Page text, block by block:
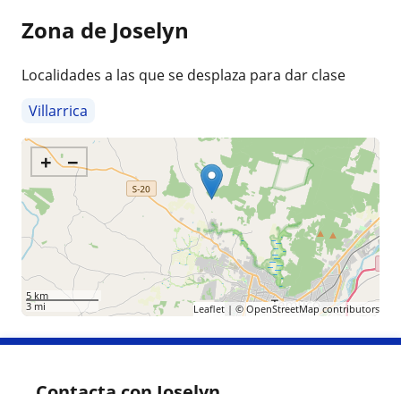
Zona de Joselyn
Localidades a las que se desplaza para dar clase
Villarrica
+ −
5 km
3 mi
Leaflet| ©OpenStreetMap contributors